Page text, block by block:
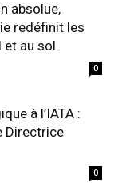
absolue,
redéfinit les
et au sol
0
à l’IATA :
Directrice
0